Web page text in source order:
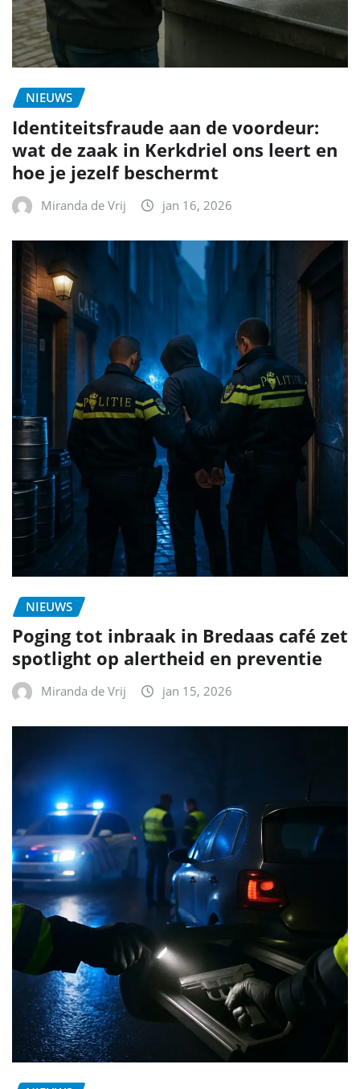
NIEUWS
Identiteitsfraude aan de voordeur:
wat de zaak in Kerkdriel ons leert en
hoe je jezelf beschermt
Miranda de Vrij jan 16, 2026
NIEUWS
Poging tot inbraak in Bredaas café zet
spotlight op alertheid en preventie
Miranda de Vrij jan 15, 2026